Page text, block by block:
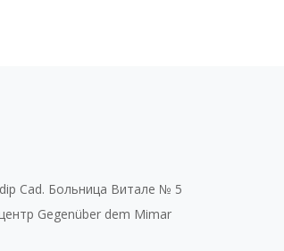
Cad. Больница Витале № 5
Gegenüber dem Mimar